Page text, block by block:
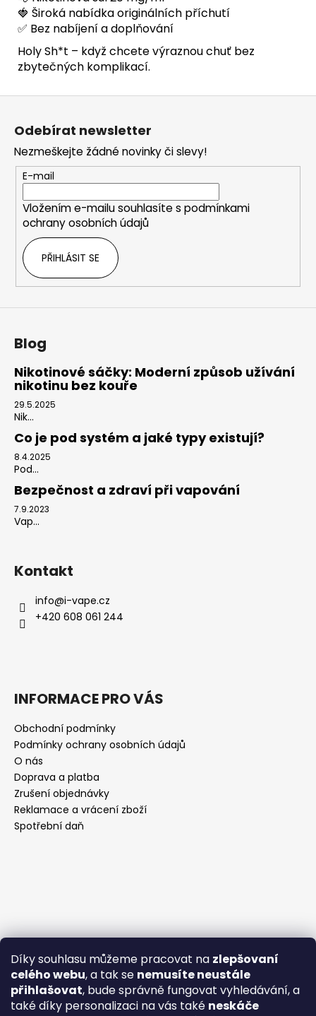
Díky souhlasu můžeme pracovat na zlepšovaní
celého webu, a tak se nemusíte neustále
přihlašovat, bude správně fungovat vyhledávání, a
také díky personalizaci na vás také neskáče
🍓 Široká nabídka originálních příchutí
✅ Bez nabíjení a doplňování
Holy Sh*t – když chcete výraznou chuť bez
zbytečných komplikací.
Z
Odebírat newsletter
Nezmeškejte žádné novinky či slevy!
E-mail
Vložením e-mailu souhlasíte s podmínkami
ochrany osobních údajů
PŘIHLÁSIT SE
Blog
Nikotinové sáčky: Moderní způsob užívání
nikotinu bez kouře
29.5.2025
Nik...
Co je pod systém a jaké typy existují?
8.4.2025
Pod...
Bezpečnost a zdraví při vapování
7.9.2023
Vap...
Kontakt
info@i-vape.cz
+420 608 061 244
INFORMACE PRO VÁS
Obchodní podmínky
Podmínky ochrany osobních údajů
O nás
Doprava a platba
Zrušení objednávky
Reklamace a vrácení zboží
Spotřební daň